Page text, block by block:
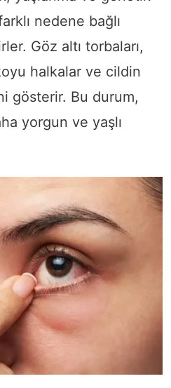
nedene bağlı
Göz altı torbaları,
halkalar ve cildin
gösterir. Bu durum,
yorgun ve yaşlı